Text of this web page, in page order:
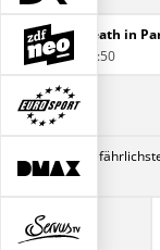
Death in
12:50
Lebens - Der